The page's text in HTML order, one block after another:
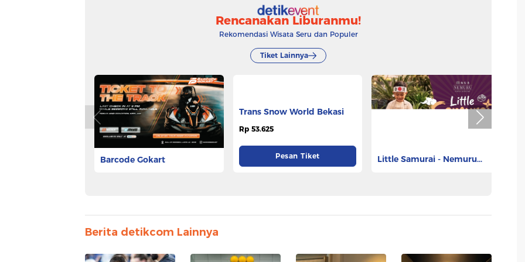
Rencanakan Liburanmu!
Rekomendasi Wisata Seru dan Populer
Tiket Lainnya
Barcode Gokart Trans Snow World Bekasi
Little Samurai - Nemuru
Berita detikcom Lainnya